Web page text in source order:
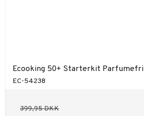
Ecooking 50+ Starterkit Parfumefri
EC-54238
399,95 DKK